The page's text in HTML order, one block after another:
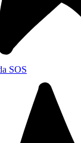
SOS